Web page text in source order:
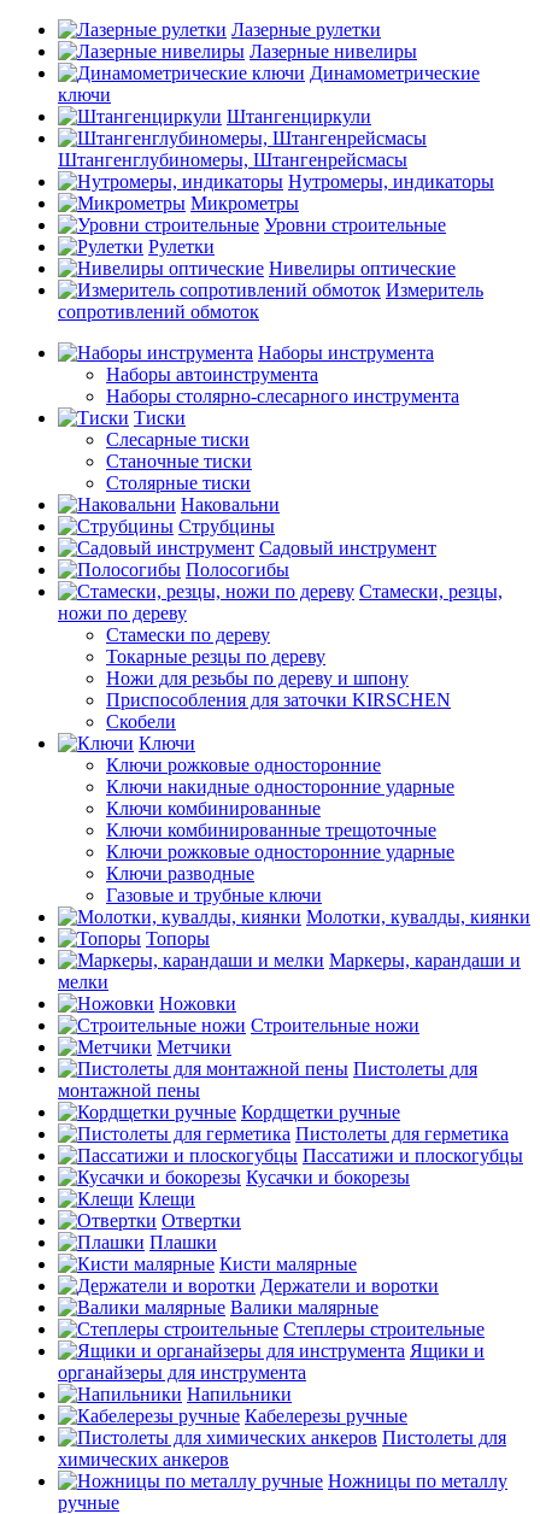
Лазерные рулетки
Лазерные нивелиры
Динамометрические
ключи
Штангенциркули
Штангенглубиномеры, Штангенрейсмасы
Нутромеры, индикаторы
Микрометры
Уровни строительные
Рулетки
Нивелиры оптические
Измеритель
сопротивлений обмоток
Наборы инструмента
Наборы автоинструмента
Наборы столярно-слесарного инструмента
Тиски
Слесарные тиски
Станочные тиски
Столярные тиски
Наковальни
Струбцины
Садовый инструмент
Полосогибы
Стамески, резцы,
ножи по дереву
Стамески по дереву
Токарные резцы по дереву
Ножи для резьбы по дереву и шпону
Приспособления для заточки KIRSCHEN
Скобели
Ключи
Ключи рожковые односторонние
Ключи накидные односторонние ударные
Ключи комбинированные
Ключи комбинированные трещоточные
Ключи рожковые односторонние ударные
Ключи разводные
Газовые и трубные ключи
Молотки, кувалды, киянки
Топоры
Маркеры, карандаши и
мелки
Ножовки
Строительные ножи
Метчики
Пистолеты для
монтажной пены
Кордщетки ручные
Пистолеты для герметика
Пассатижи и плоскогубцы
Кусачки и бокорезы
Клещи
Отвертки
Плашки
Кисти малярные
Держатели и воротки
Валики малярные
Степлеры строительные
Ящики и
органайзеры для инструмента
Напильники
Кабелерезы ручные
Пистолеты для
химических анкеров
Ножницы по металлу
ручные